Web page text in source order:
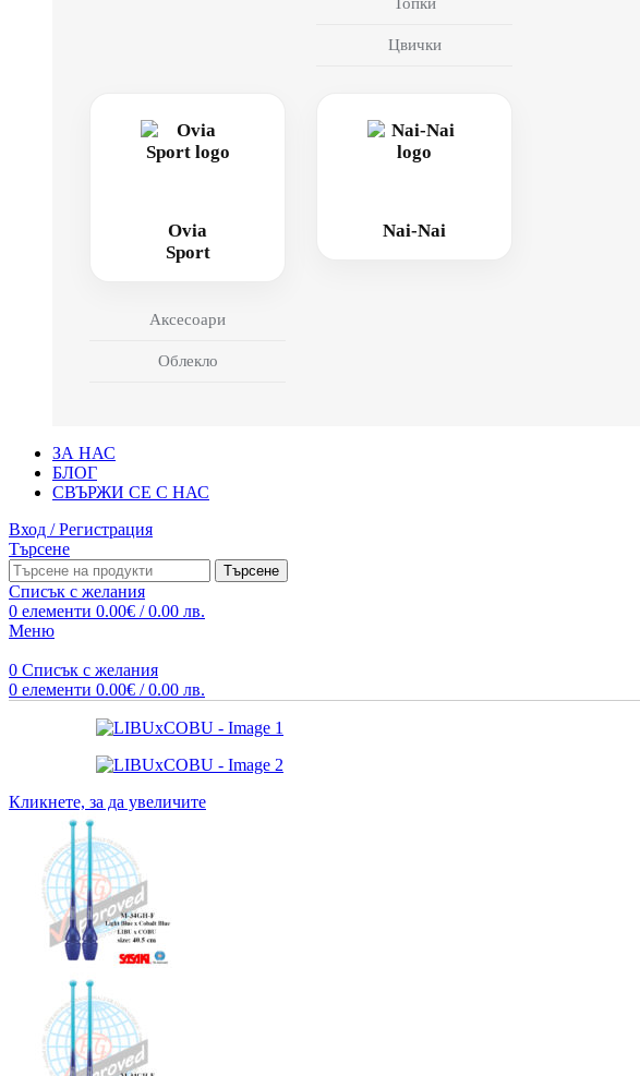
Цвички
Ovia
Sport
Аксесоари
Облекло
Nai-Nai
ЗА НАС
БЛОГ
СВЪРЖИ СЕ С НАС
Вход / Регистрация
Търсене
Търсене
Списък с желания
0 елементи 0.00€ / 0.00 лв.
Меню
0 Списък с желания
0 елементи 0.00€ / 0.00 лв.
Кликнете, за да увеличите